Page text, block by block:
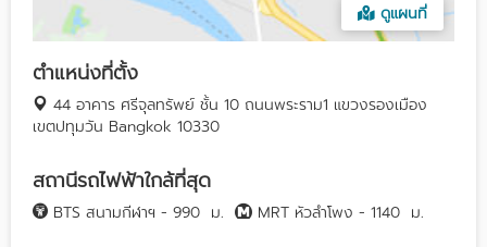
ดูแผนที่
ตำแหน่งที่ตั้ง
44 อาคาร ศรีจุลทรัพย์ ชั้น 10 ถนนพระราม1 แขวงรองเมือง
เขตปทุมวัน Bangkok 10330
สถานีรถไฟฟ้าใกล้ที่สุด
BTS สนามกีฬาฯ - 990 ม. MRT หัวลำโพง - 1140 ม.